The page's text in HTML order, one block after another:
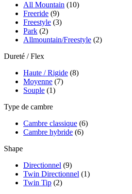
All Mountain (10)
Freeride (9)
Freestyle (3)
Park (2)
Allmountain/Freestyle (2)
Dureté / Flex
Haute / Rigide (8)
Moyenne (7)
Souple (1)
Type de cambre
Cambre classique (6)
Cambre hybride (6)
Shape
Directionnel (9)
Twin Directionnel (1)
Twin Tip (2)